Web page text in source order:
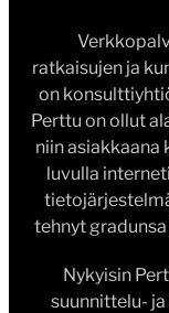
ratkaisujen ja
on
Perttu on ollut
niin
luvulla
tehnyt
Nykyisin
suunnittelu-